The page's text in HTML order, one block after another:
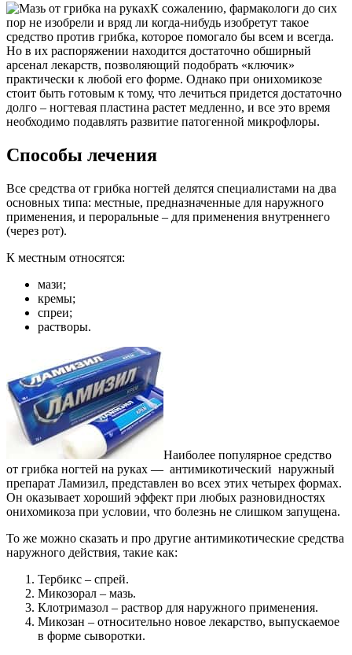
К сожалению, фармакологи до сих
пор не изобрели и вряд ли когда-нибудь изобретут такое
средство против грибка, которое помогало бы всем и всегда.
Но в их распоряжении находится достаточно обширный
арсенал лекарств, позволяющий подобрать «ключик»
практически к любой его форме. Однако при онихомикозе
стоит быть готовым к тому, что лечиться придется достаточно
долго – ногтевая пластина растет медленно, и все это время
необходимо подавлять развитие патогенной микрофлоры.
Способы лечения
Все средства от грибка ногтей делятся специалистами на два
основных типа: местные, предназначенные для наружного
применения, и пероральные – для применения внутреннего
(через рот).
К местным относятся:
мази;
кремы;
спреи;
растворы.
Наиболее популярное средство
от грибка ногтей на руках — антимикотический наружный
препарат Ламизил, представлен во всех этих четырех формах.
Он оказывает хороший эффект при любых разновидностях
онихомикоза при условии, что болезнь не слишком запущена.
То же можно сказать и про другие антимикотические средства
наружного действия, такие как:
Тербикс – спрей.
Микозорал – мазь.
Клотримазол – раствор для наружного применения.
Микозан – относительно новое лекарство, выпускаемое
в форме сыворотки.